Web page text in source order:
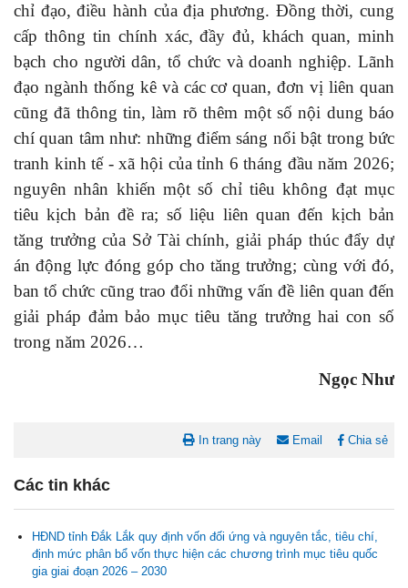
chỉ đạo, điều hành của địa phương. Đồng thời, cung
cấp thông tin chính xác, đầy đủ, khách quan, minh
bạch cho người dân, tổ chức và doanh nghiệp. Lãnh
đạo ngành thống kê và các cơ quan, đơn vị liên quan
cũng đã thông tin, làm rõ thêm một số nội dung báo
chí quan tâm như: những điểm sáng nổi bật trong bức
tranh kinh tế - xã hội của tỉnh 6 tháng đầu năm 2026;
nguyên nhân khiến một số chỉ tiêu không đạt mục
tiêu kịch bản đề ra; số liệu liên quan đến kịch bản
tăng trưởng của Sở Tài chính, giải pháp thúc đẩy dự
án động lực đóng góp cho tăng trưởng; cùng với đó,
ban tổ chức cũng trao đổi những vấn đề liên quan đến
giải pháp đảm bảo mục tiêu tăng trưởng hai con số
trong năm 2026…
Ngọc Như
In trang này Email Chia sẻ
Các tin khác
HĐND tỉnh Đắk Lắk quy định vốn đối ứng và nguyên tắc, tiêu chí,
định mức phân bổ vốn thực hiện các chương trình mục tiêu quốc
gia giai đoạn 2026 – 2030